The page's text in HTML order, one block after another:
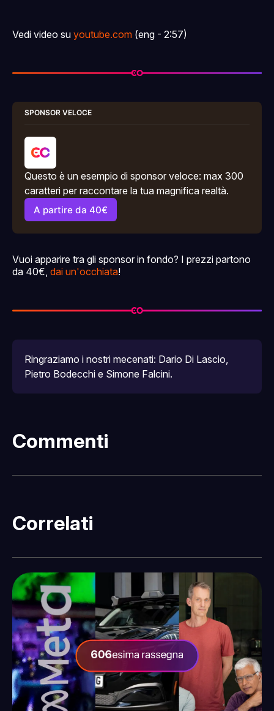
Vedi video su youtube.com (eng - 2:57)
SPONSOR VELOCE
Questo è un esempio di sponsor veloce: max 300
caratteri per raccontare la tua magnifica realtà.
A partire da 40€
Vuoi apparire tra gli sponsor in fondo? I prezzi partono
da 40€, dai un'occhiata!
Ringraziamo i nostri mecenati: Dario Di Lascio
Pietro Bodecchi e Simone Falcini.
Commenti
Correlati